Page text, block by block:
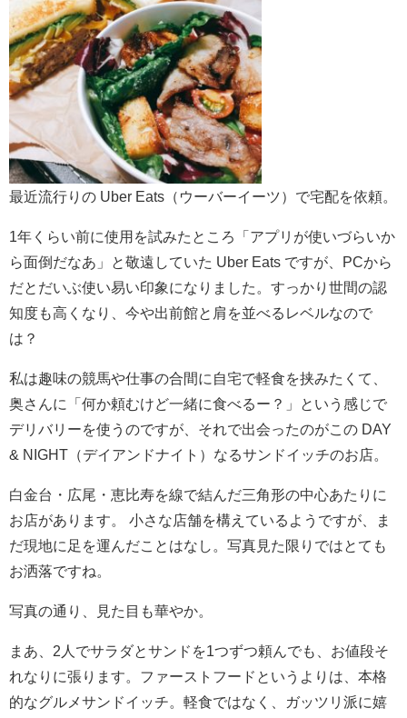
最近流行りの Uber Eats（ウーバーイーツ）で宅配を依頼。
1年くらい前に使用を試みたところ「アプリが使いづらいか
ら面倒だなあ」と敬遠していた Uber Eats ですが、PCから
だとだいぶ使い易い印象になりました。すっかり世間の認
知度も高くなり、今や出前館と肩を並べるレベルなので
は？
私は趣味の競馬や仕事の合間に自宅で軽食を挟みたくて、
奥さんに「何か頼むけど一緒に食べるー？」という感じで
デリバリーを使うのですが、それで出会ったのがこの DAY
& NIGHT（デイアンドナイト）なるサンドイッチのお店。
白金台・広尾・恵比寿を線で結んだ三角形の中心あたりに
お店があります。 小さな店舗を構えているようですが、ま
だ現地に足を運んだことはなし。写真見た限りではとても
お洒落ですね。
写真の通り、見た目も華やか。
まあ、2人でサラダとサンドを1つずつ頼んでも、お値段そ
れなりに張ります。ファーストフードというよりは、本格
的なグルメサンドイッチ。軽食ではなく、ガッツリ派に嬉